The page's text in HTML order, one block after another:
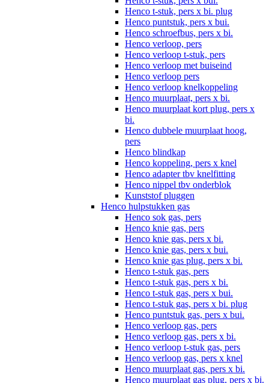
Henco t-stuk, pers x bi. plug
Henco puntstuk, pers x bui.
Henco schroefbus, pers x bi.
Henco verloop, pers
Henco verloop t-stuk, pers
Henco verloop met buiseind
Henco verloop pers
Henco verloop knelkoppeling
Henco muurplaat, pers x bi.
Henco muurplaat kort plug, pers x
bi.
Henco dubbele muurplaat hoog,
pers
Henco blindkap
Henco koppeling, pers x knel
Henco adapter tbv knelfitting
Henco nippel tbv onderblok
Kunststof pluggen
Henco hulpstukken gas
Henco sok gas, pers
Henco knie gas, pers
Henco knie gas, pers x bi.
Henco knie gas, pers x bui.
Henco knie gas plug, pers x bi.
Henco t-stuk gas, pers
Henco t-stuk gas, pers x bi.
Henco t-stuk gas, pers x bui.
Henco t-stuk gas, pers x bi. plug
Henco puntstuk gas, pers x bui.
Henco verloop gas, pers
Henco verloop gas, pers x bi.
Henco verloop t-stuk gas, pers
Henco verloop gas, pers x knel
Henco muurplaat gas, pers x bi.
Henco muurplaat gas plug, pers x bi.